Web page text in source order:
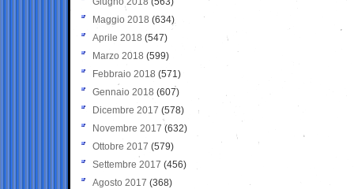
Maggio 2018 (634)
Aprile 2018 (547)
Marzo 2018 (599)
Febbraio 2018 (571)
Gennaio 2018 (607)
Dicembre 2017 (578)
Novembre 2017 (632)
Ottobre 2017 (579)
Settembre 2017 (456)
Agosto 2017 (368)